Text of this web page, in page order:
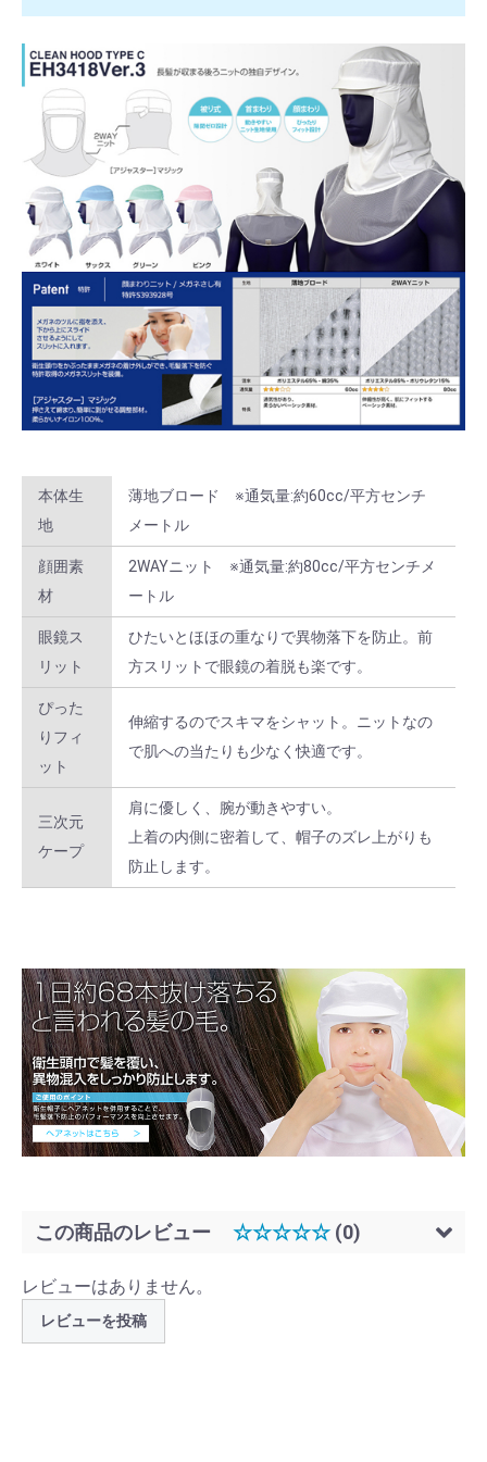
L × ホワイト ￥1,848
L × サックス 1 ～ 9 ￥2,640
L × サックス 10 ～ 39 ￥2,376
L × サックス 40 ～ 159 ￥2,112
L × サックス 160 ～ ￥1,848
L × ピンク 1 ～ 9 ￥2,640
L × ピンク 10 ～ 39 ￥2,376
L × ピンク 40 ～ 159 ￥2,112
L × ピンク 160 ～ ￥1,848
L × グリーン
L × グリーン 40 ～ 159 ￥2,112
L × グリーン
2L × ホワイト
2L × ホワイト 40 ～ 159
2L × ホワイト 160 ～ ￥1,848
2L × サックス 1 ～ 9 ￥2,640
2L × サックス 10 ～ 39 ￥2,376
2L × サックス 160 ～ ￥1,848
2L × ピンク 1 ～ 9 ￥2,640
2L × ピンク 10 ～ 39 ￥2,376
2L × ピンク 40 ～ 159 ￥2,112
2L × グリーン
本体生
地
薄地ブロード ※通気量:約60cc/平方センチ
メートル
顔囲素
材
2WAYニット ※通気量:約80cc/平方センチメ
ートル
眼鏡ス
リット
ひたいとほほの重なりで異物落下を防止。前
方スリットで眼鏡の着脱も楽です。
ぴった
りフィ
ット
伸縮するのでスキマをシャット。ニットなの
で肌への当たりも少なく快適です。
三次元
ケープ
肩に優しく、腕が動きやすい。
上着の内側に密着して、帽子のズレ上がりも
防止します。
この商品のレビュー ☆☆☆☆☆ (0)
レビューはありません。
レビューを投稿